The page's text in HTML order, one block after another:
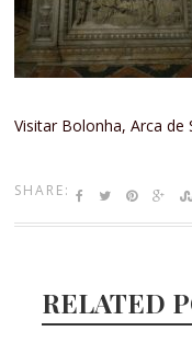
Visitar Bolonha, Arca de
SHARE:
RELATED